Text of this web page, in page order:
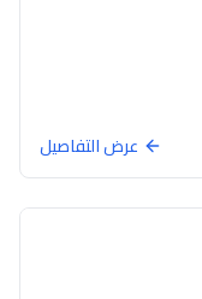
عرض التفاصيل